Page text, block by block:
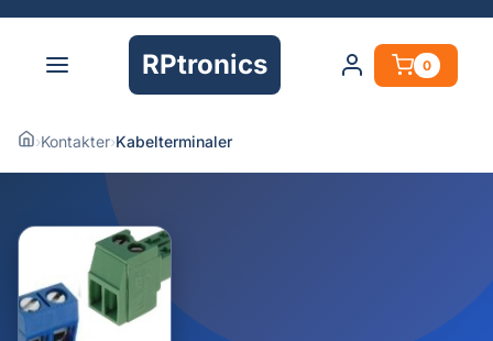
RPtronics 0
›Kontakter›Kabelterminaler